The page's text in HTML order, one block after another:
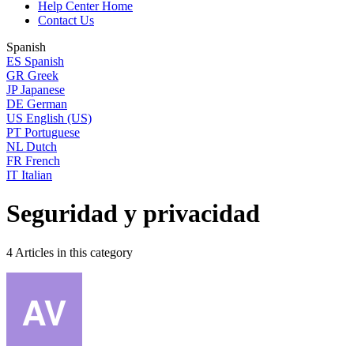
Help Center Home
Contact Us
Spanish
ES Spanish
GR Greek
JP Japanese
DE German
US English (US)
PT Portuguese
NL Dutch
FR French
IT Italian
Seguridad y privacidad
4 Articles in this category